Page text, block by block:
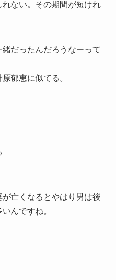
ない。その期間が短けれ
だったんだろうなーって
郁恵に似てる。
亡くなるとやはり男は後
んですね。